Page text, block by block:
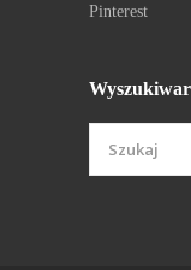
Pinterest